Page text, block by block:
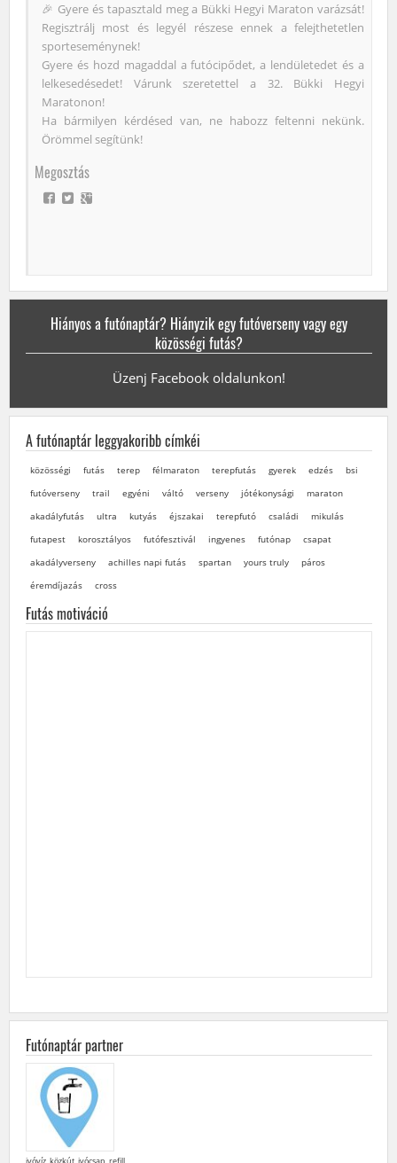
🎉 Gyere és tapasztald meg a Bükki Hegyi Maraton varázsát!
Regisztrálj most és legyél részese ennek a felejthetetlen
sporteseménynek!
Gyere és hozd magaddal a futócipődet, a lendületedet és a
lelkesedésedet! Várunk szeretettel a 32. Bükki Hegyi
Maratonon!
Ha bármilyen kérdésed van, ne habozz feltenni nekünk.
Örömmel segítünk!
Megosztás
Hiányos a futónaptár? Hiányzik egy futóverseny vagy egy
közösségi futás?
Üzenj Facebook oldalunkon!
A futónaptár leggyakoribb címkéi
közösségi futás terep félmaraton terepfutás gyerek edzés
bsi
futóverseny
trail egyéni váltó verseny jótékonysági
maraton
akadályfutás
ultra kutyás éjszakai terepfutó családi
mikulás
futapest
korosztályos futófesztivál ingyenes futónap
csapat
akadályverseny
achilles napi futás spartan yours truly
páros
éremdíjazás
cross
Futás motiváció
Futónaptár partner
ivóvíz, közkút, ivócsap, refill